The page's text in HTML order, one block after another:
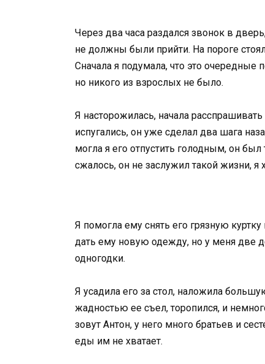
Через два часа раздался звонок в
не должны были прийти. На пороге
Сначала я подумала, что это
но никого из взрослых не было.
Я насторожилась, начала
испугались, он уже сделал два шага
могла я его отпустить голодным, он
сжалось, он не заслужил такой жизни, я
Я помогла ему снять его грязную
дать ему новую одежду, но у меня две
одногодки.
Я усадила его за стол, наложила
жадностью ее съел, торопился, и
зовут Антон, у него много братьев и
еды им не хватает.